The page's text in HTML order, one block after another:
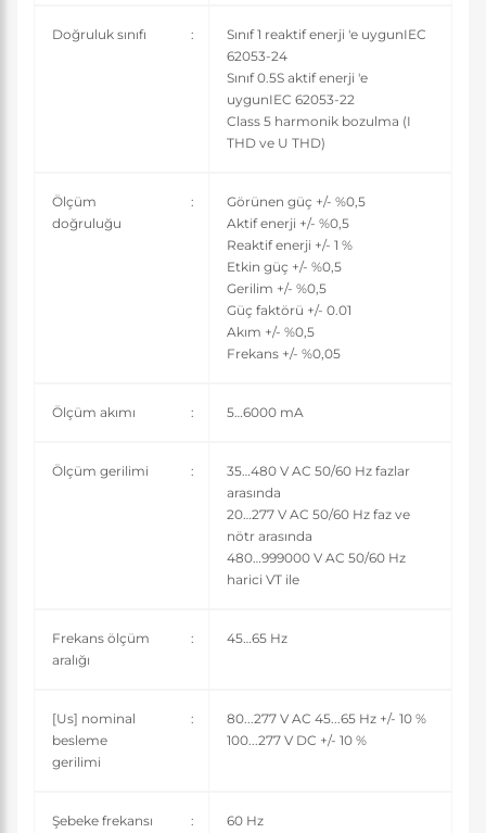
Doğruluk sınıfı :
Sınıf 1 reaktif enerji 'e uygunIEC
62053-24
Sınıf 0.5S aktif enerji 'e
uygunIEC 62053-22
Class 5 harmonik bozulma (I
THD ve U THD)
Ölçüm
doğruluğu
:
Görünen güç +/- %0,5
Aktif enerji +/- %0,5
Reaktif enerji +/- 1 %
Etkin güç +/- %0,5
Gerilim +/- %0,5
Güç faktörü +/- 0.01
Akım +/- %0,5
Frekans +/- %0,05
Ölçüm akımı : 5…6000 mA
Ölçüm gerilimi :
35…480 V AC 50/60 Hz fazlar
arasında
20…277 V AC 50/60 Hz faz ve
nötr arasında
480…999000 V AC 50/60 Hz
harici VT ile
Frekans ölçüm
aralığı
: 45…65 Hz
[Us] nominal
besleme
gerilimi
:
80...277 V AC 45...65 Hz +/- 10 %
100...277 V DC +/- 10 %
Şebeke frekansı :
60 Hz